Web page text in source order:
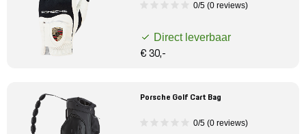
0/5 (0 reviews)
Direct leverbaar
€ 30,-
Porsche Golf Cart Bag
0/5 (0 reviews)